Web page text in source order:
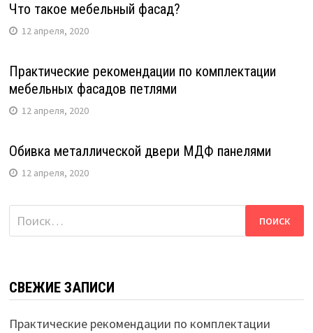
Что такое мебельный фасад?
12 апреля, 2020
Практические рекомендации по комплектации
мебельных фасадов петлями
12 апреля, 2020
Обивка металлической двери МДФ панелями
12 апреля, 2020
Найти:
СВЕЖИЕ ЗАПИСИ
Практические рекомендации по комплектации